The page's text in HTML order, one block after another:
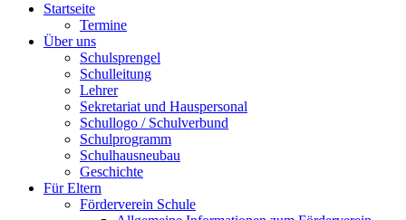
Startseite
Termine
Über uns
Schulsprengel
Schulleitung
Lehrer
Sekretariat und Hauspersonal
Schullogo / Schulverbund
Schulprogramm
Schulhausneubau
Geschichte
Für Eltern
Förderverein Schule